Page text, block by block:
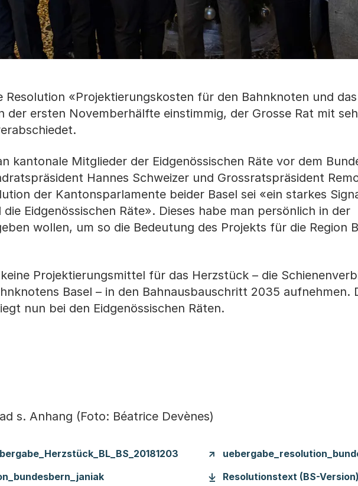
Resolution «Projektierungskosten für den Bahnknoten und das
der ersten Novemberhälfte einstimmig, der Grosse Rat mit
kantonale Mitglieder der Eidgenössischen Räte vor dem
Hannes Schweizer und Grossratspräsident
der Kantonsparlamente beider Basel sei «ein starkes
Eidgenössischen Räte». Dieses habe man persönlich in der
wollen, um so die Bedeutung des Projekts für die Region
Projektierungsmittel für das Herzstück – die
Basel – in den Bahnausbauschritt 2035 aufnehmen.
nun bei den Eidgenössischen Räten.
s. Anhang (Foto: Béatrice Devènes)
Resolutionstext (BS-Version)